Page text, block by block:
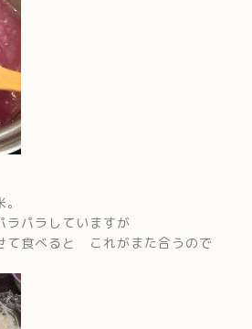
ラパラしていますが
て食べると これがまた合うので